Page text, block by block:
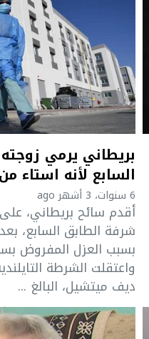
بريطاني يرمي
السابع لأنه استاء
6 سنوات، 3 أشهر ago
أقدم سائح بريطاني،
شرفة الطابق السابع،
بسبب العزل المفروض
واعتقلت الشرطة
ديف ميتشيل، البالغ ...